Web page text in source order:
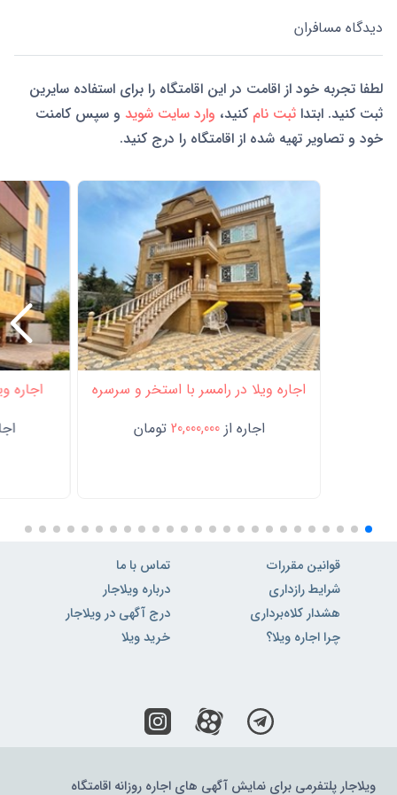
دیدگاه مسافران
لطفا تجربه خود از اقامت در این اقامتگاه را برای استفاده سایرین
ثبت کنید. ابتدا ثبت نام کنید، وارد سایت شوید و سپس کامنت
خود و تصاویر تهیه شده از اقامتگاه را درج کنید.
اجاره ویلا در رامسر با استخر و سرسره
اجاره از 20,000,000 تومان
اجاره
قوانین مقررات
شرایط رازداری
هشدار کلاه‌برداری
چرا اجاره ویلا؟
تماس با ما
درباره ویلاجار
درج آگهی در ویلاجار
خرید ویلا
ویلاجار پلتفرمی برای نمایش آگهی های اجاره روزانه اقامتگاه